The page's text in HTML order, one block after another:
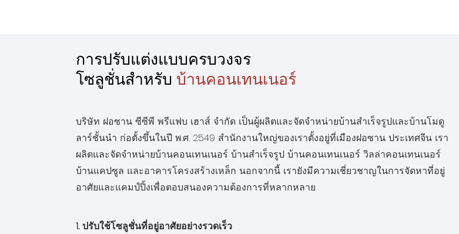
การปรับแต่งแบบครบวงจร
โซลูชั่นสำหรับ บ้านคอนเทนเนอร์
บริษัท ฝอซาน ซีซีพี พรีแฟบ เฮาส์ จำกัด เป็นผู้ผลิตและจัดจำหน่ายบ้านสำเร็จรูปและบ้านโมดู
ลาร์ชั้นนำ ก่อตั้งขึ้นในปี พ.ศ. 2549 สำนักงานใหญ่ของเราตั้งอยู่ที่เมืองฝอซาน ประเทศจีน เรา
ผลิตและจัดจำหน่ายบ้านคอนเทนเนอร์ บ้านสำเร็จรูป บ้านคอนเทนเนอร์ วิลล่าคอนเทนเนอร์
บ้านแคปซูล และอาคารโครงสร้างเหล็ก นอกจากนี้ เรายังมีความเชี่ยวชาญในการจัดหาที่อยู่
อาศัยและแคมป์ปิ้งเพื่อตอบสนองความต้องการที่หลากหลาย
1. ปรับใช้โซลูชั่นที่อยู่อาศัยอย่างรวดเร็ว